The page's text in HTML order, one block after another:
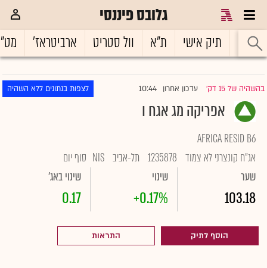
גלובס פיננסי
ראשי תיק אישי ת"א וול סטריט ארביטראז'
בהשהיה של 15 דק' |עדכון אחרון 10:44 לצפות בנתונים ללא השהיה
אפריקה מג אגח ו
AFRICA RESID B6
אג"ח קונצרני לא צמוד 1235878 תל-אביב NIS סוף יום
שער
103.18
שינוי
+0.17%
שינוי באג'
0.17
הוסף לתיק התראות